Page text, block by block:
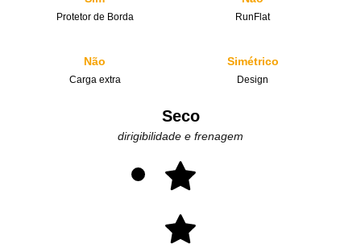
Protetor de Borda RunFlat
Não
Carga extra
Simétrico
Design
Seco
dirigibilidade e frenagem